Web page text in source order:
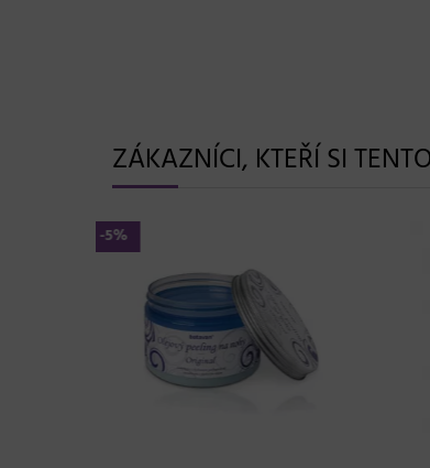
ZÁKAZNÍCI, KTEŘÍ SI